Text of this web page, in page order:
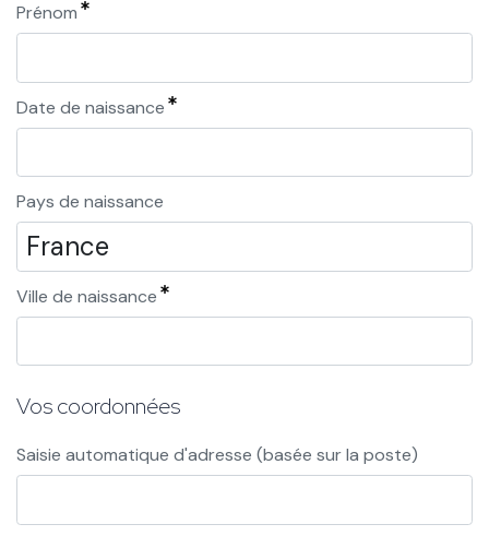
Prénom
Date de naissance
Pays de naissance
Ville de naissance
Vos coordonnées
Saisie automatique d'adresse (basée sur la poste)